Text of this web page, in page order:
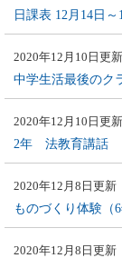
日課表 12月14日～
2020年12月10日更新
中学生活最後のク
2020年12月10日更新
2年 法教育講話
2020年12月8日更新
ものづくり体験（6
2020年12月8日更新